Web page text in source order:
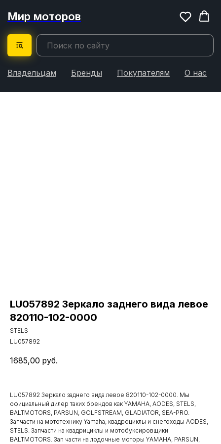
Мир моторов
Владельцам Бренды Покупателям О нас
LU057892 Зеркало заднего вида левое
820110-102-0000
STELS
LU057892
1685,00 руб.
LU057892 Зеркало заднего вида левое 820110-102-0000. Мы
официальный дилер таких брендов как YAMAHA, AODES, STELS,
BALTMOTORS, PARSUN, GOLFSTREAM, GLADIATOR, SEA-PRO.
Запчасти на мототехнику Yamaha, квадроциклы и снегоходы AODES,
STELS. Запчасти на квадрициклы и мотобуксировщики
BALTMOTORS. Зап части на лодочные моторы YAMAHA, PARSUN,